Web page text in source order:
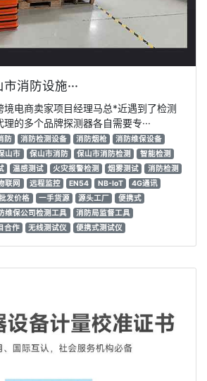
消防设施···
境电商卖家项目经理马总*近遇到了检测
的多个品牌探测器各自需要专···
防 消防检测设备 消防烟枪
消防维保设备
山市 保山市消防 保山市消防检测
智能检测
温感测试 火灾报警检测 烟雾测试
消防检测
联网 远程监控 EN54 NB-IoT
4G通讯
发价格 一手货源 源头工厂
便携式
维保公司检测工具
消防局监督工具
合作 无线测试仪 便携式测试仪